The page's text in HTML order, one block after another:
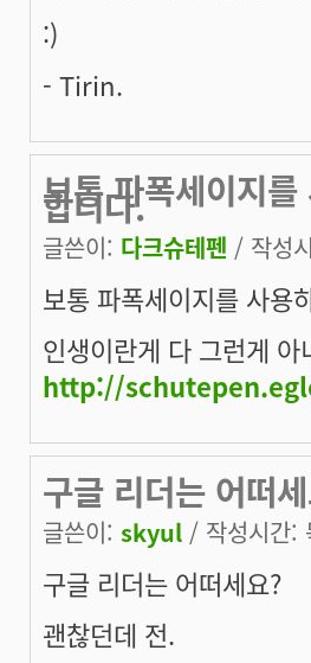
:)
- Tirin.
보통 파폭세이지
합니다.
글쓴이: 다크슈테펜 / 작성
보통 파폭세이지를 사용
인생이란게 다 그런게
http://
구글 리더는 어떠
글쓴이: skyul / 작성시간
구글 리더는 어떠세요?
괜찮던데 전.